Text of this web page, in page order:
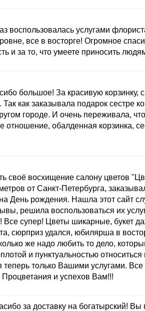
воспользовалась услугами
все в восторге! Огромное
и за то, что умеете приносить
большое! За красивую корзинку,
как заказывала подарок сестре
городе. И очень переживала,
отношение, обалденная корзинка,
своё восхищение салону цветов
от Санкт-Петербурга,
День рождения. Нашла этот сайт
решила воспользоваться их
Все супер! Цветы шикарные, букет
сюрприз удался, юбилярша в
же надо любить то дело,
и пунктуальностью
теперь только Вашими услугами.
Процветания и успехов Вам!!!
за доставку на богатырский! Вы